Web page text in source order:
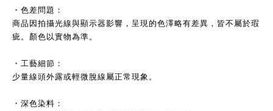
・色差問題：
商品因拍攝光線與顯示器影響，呈現的色澤略有差異，皆不屬於瑕
疵。顏色以實物為準。
・工藝細節：
少量線頭外露或輕微脫線屬正常現象。
・深色染料：